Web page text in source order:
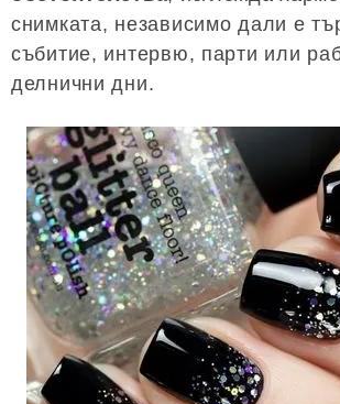
снимката, независимо дали е
събитие, интервю, парти или
делнични дни.